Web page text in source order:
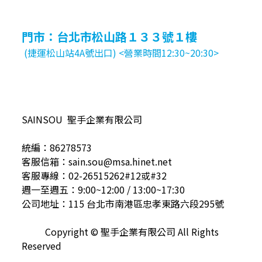
門市：台北市松山路１３３號１樓
(捷運松山站4A號出口) <營業時間12:30~20:30>
SAINSOU 聖手企業有限公司
統編：86278573
客服信箱：sain.sou@msa.hinet.net
客服專線：02-26515262#12或#32
週一至週五：9:00~12:00 / 13:00~17:30
公司地址：115 台北市南港區忠孝東路六段295號
Copyright © 聖手企業有限公司 All Rights
Reserved